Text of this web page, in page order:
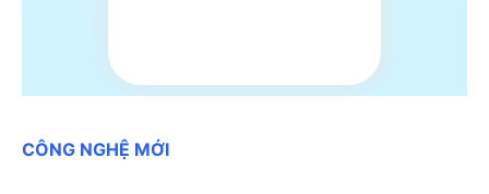
CÔNG NGHỆ MỚI